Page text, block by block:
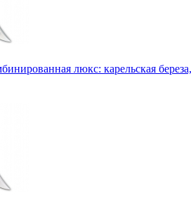
люкс: карельская